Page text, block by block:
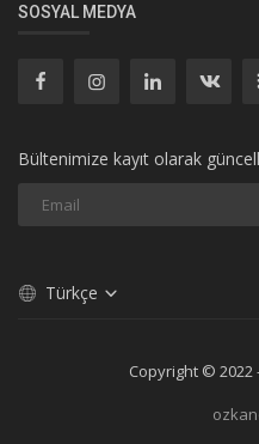
SOSYAL MEDYA
Bültenimize kayıt olarak
Türkçe
Copyright © 2022